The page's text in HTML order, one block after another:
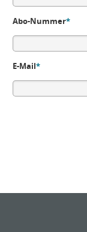
Abo-Nummer*
E-Mail*